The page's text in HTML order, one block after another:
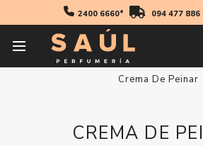
2400 6660* 094 477 886
Inicio Profesionales
Crema De Peinar
CREMA DE